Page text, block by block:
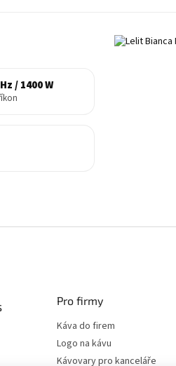
/ 1400 W
Pro firmy
Káva do firem
Logo na kávu
Kávovary pro kanceláře